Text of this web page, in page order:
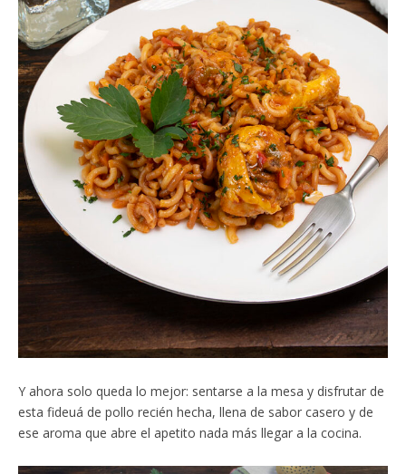
Y ahora solo queda lo mejor: sentarse a la mesa y disfrutar de
esta fideuá de pollo recién hecha, llena de sabor casero y de
ese aroma que abre el apetito nada más llegar a la cocina.